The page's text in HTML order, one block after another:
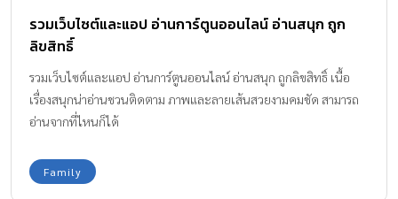
รวมเว็บไซต์และแอป อ่านการ์ตูนออนไลน์ อ่านสนุก ถูก
ลิขสิทธิ์
รวมเว็บไซต์และแอป อ่านการ์ตูนออนไลน์ อ่านสนุก ถูกลิขสิทธิ์ เนื้อ
เรื่องสนุกน่าอ่านชวนติดตาม ภาพและลายเส้นสวยงามคมชัด สามารถ
อ่านจากที่ไหนก็ได้
Family